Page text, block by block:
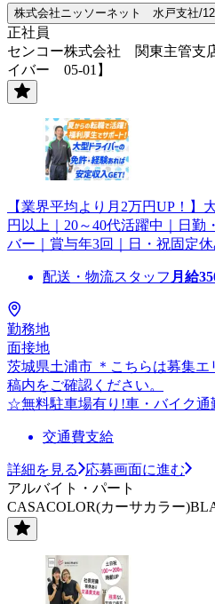
株式会社ニッソーネット 水戸支社/
正社員
センコー株式会社 関東主管支
イバー 05-01】
【業界平均より月2万円UP！】
円以上｜20～40代活躍中｜日勤
バー｜賞与年3回｜日・祝固定
配送・物流スタッフ 月給
勤務地
面接地
茨城県土浦市 ＊こちらは募集
稿内をご確認ください。
☆無料駐車場有り!車・バイク通
交通費支給
詳細を見る
応募画面に進む
アルバイト・パート
CASACOLOR(カーサカラー